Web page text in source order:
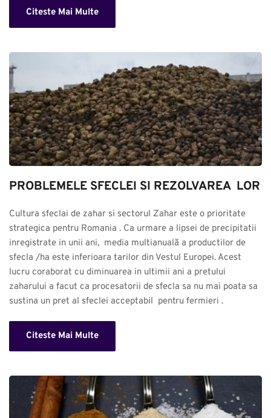
Citeste Mai Multe
PROBLEMELE SFECLEI SI REZOLVAREA  LOR
Cultura sfeclai de zahar si sectorul Zahar este o prioritate
strategica pentru Romania . Ca urmare a lipsei de precipitatii
inregistrate in unii ani,  media multianuală a productilor de
sfecla /ha este inferioara tarilor din Vestul Europei. Acest
lucru coraborat cu diminuarea in ultimii ani a pretului
zaharului a facut ca procesatorii de sfecla sa nu mai poata sa
sustina un pret al sfeclei acceptabil  pentru fermieri .
Citeste Mai Multe